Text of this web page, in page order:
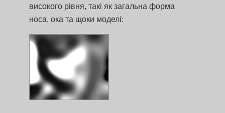
високого рівня, такі як загальна форма
носа, ока та щоки моделі: